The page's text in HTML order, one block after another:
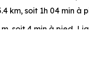
km, soit 1h 04 min à
soit 4 min à pied